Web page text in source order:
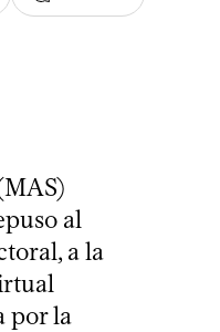
al
a la
por la